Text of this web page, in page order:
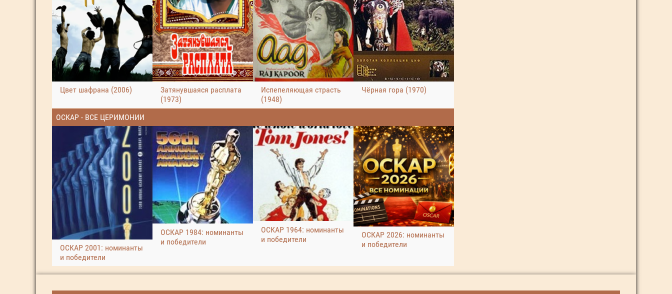
Цвет шафрана (2006)
Затянувшаяся расплата
(1973)
Испепеляющая страсть
(1948)
Чёрная гора (1970)
ОСКАР - ВСЕ ЦЕРИМОНИИ
ОСКАР 2001: номинанты
и победители
ОСКАР 1984: номинанты
и победители
ОСКАР 1964: номинанты
и победители
ОСКАР 2026: номинанты
и победители